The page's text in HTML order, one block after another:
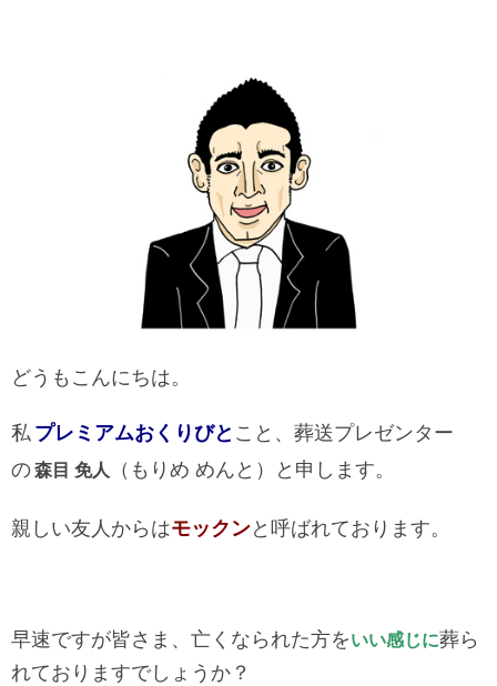
どうもこんにちは。
私 プレミアムおくりびと こと、葬送プレゼンター
の森目 免人 （もりめ めんと）と申します。
親しい友人からはモックンと呼ばれております。
早速ですが皆さま、亡くなられた方をいい感じに葬ら
れておりますでしょうか？